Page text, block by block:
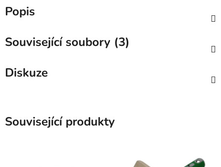
Popis
Související soubory (3)
Diskuze
Související produkty